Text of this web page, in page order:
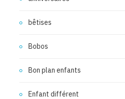
bêtises
Bobos
Bon plan enfants
Enfant différent